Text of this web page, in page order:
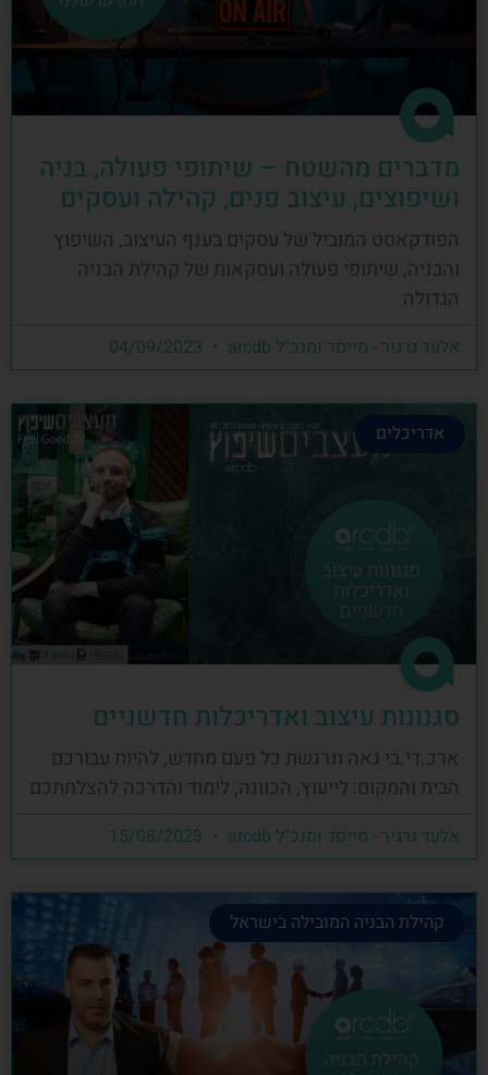
מדברים מהשטח – שיתופי פעולה, בניה
ושיפוצים, עיצוב פנים, קהילה ועסקים
הפודקאסט המוביל של עסקים בענף העיצוב, השיפוץ
והבניה, שיתופי פעולה ועסקאות של קהילת הבניה
הגדולה
אלעד גרגיר - מייסד ומנכ"ל arcdb
אדריכלים
סגנונות עיצוב ואדריכלות חדשניים
ארכ.די.בי גאה ונרגשת כל פעם מחדש, להיות עבורכם
הבית והמקום: לייעוץ, הכוונה, לימוד והדרכה להצלחתכם
אלעד גרגיר - מייסד ומנכ"ל arcdb
קהילת הבניה המובילה בישראל